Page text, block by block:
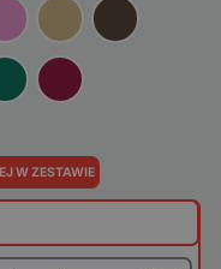
W ZESTAWIE